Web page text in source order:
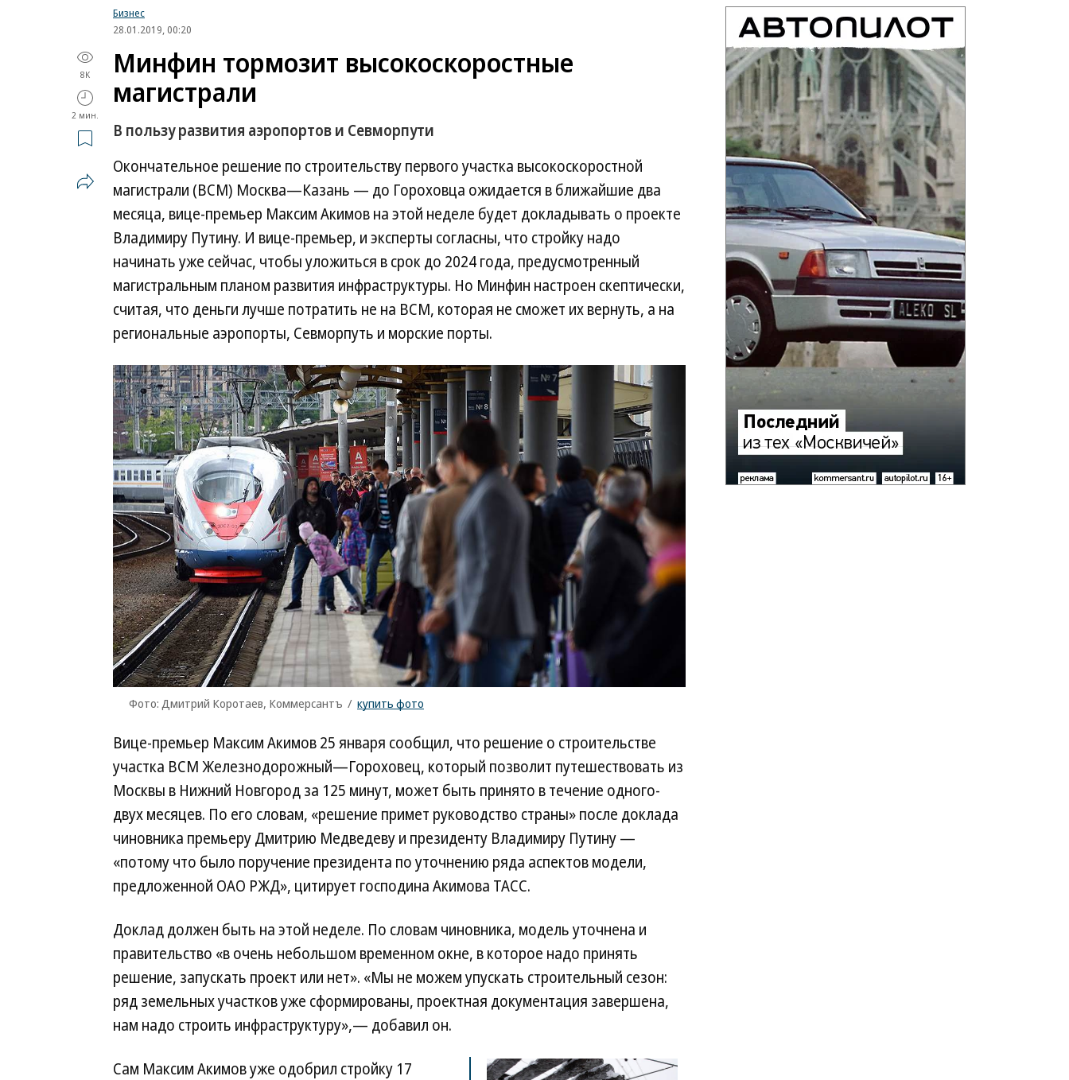
Бизнес
28.01.2019, 00:20
8K
2 мин.
Минфин тормозит высокоскоростные
магистрали
В пользу развития аэропортов и Севморпути
Окончательное решение по строительству первого участка высокоскоростной
магистрали (ВСМ) Москва—Казань — до Гороховца ожидается в ближайшие два
месяца, вице-премьер Максим Акимов на этой неделе будет докладывать о проекте
Владимиру Путину. И вице-премьер, и эксперты согласны, что стройку надо
начинать уже сейчас, чтобы уложиться в срок до 2024 года, предусмотренный
магистральным планом развития инфраструктуры. Но Минфин настроен скептически,
считая, что деньги лучше потратить не на ВСМ, которая не сможет их вернуть, а на
региональные аэропорты, Севморпуть и морские порты.
Фото: Дмитрий Коротаев, Коммерсантъ / купить фото
Вице-премьер Максим Акимов 25 января сообщил, что решение о строительстве
участка ВСМ Железнодорожный—Гороховец, который позволит путешествовать из
Москвы в Нижний Новгород за 125 минут, может быть принято в течение одного-
двух месяцев. По его словам, «решение примет руководство страны» после доклада
чиновника премьеру Дмитрию Медведеву и президенту Владимиру Путину —
«потому что было поручение президента по уточнению ряда аспектов модели,
предложенной ОАО РЖД», цитирует господина Акимова ТАСС.
Доклад должен быть на этой неделе. По словам чиновника, модель уточнена и
правительство «в очень небольшом временном окне, в которое надо принять
решение, запускать проект или нет». «Мы не можем упускать строительный сезон:
ряд земельных участков уже сформированы, проектная документация завершена,
нам надо строить инфраструктуру»,— добавил он.
Сам Максим Акимов уже одобрил стройку 17